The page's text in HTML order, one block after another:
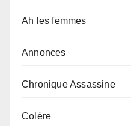
Ah les femmes
Annonces
Chronique Assassine
Colère